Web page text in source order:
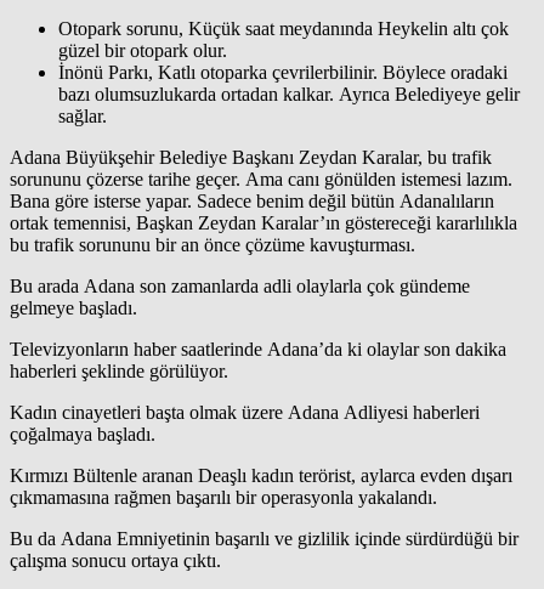
Otopark sorunu, Küçük saat meydanında Heykelin altı çok
güzel bir otopark olur.
İnönü Parkı, Katlı otoparka çevrilerbilinir. Böylece oradaki
bazı olumsuzlukarda ortadan kalkar. Ayrıca Belediyeye gelir
sağlar.
Adana Büyükşehir Belediye Başkanı Zeydan Karalar, bu trafik
sorununu çözerse tarihe geçer. Ama canı gönülden istemesi lazım.
Bana göre isterse yapar. Sadece benim değil bütün Adanalıların
ortak temennisi, Başkan Zeydan Karalar’ın göstereceği kararlılıkla
bu trafik sorununu bir an önce çözüme kavuşturması.
Bu arada Adana son zamanlarda adli olaylarla çok gündeme
gelmeye başladı.
Televizyonların haber saatlerinde Adana’da ki olaylar son dakika
haberleri şeklinde görülüyor.
Kadın cinayetleri başta olmak üzere Adana Adliyesi haberleri
çoğalmaya başladı.
Kırmızı Bültenle aranan Deaşlı kadın terörist, aylarca evden dışarı
çıkmamasına rağmen başarılı bir operasyonla yakalandı.
Bu da Adana Emniyetinin başarılı ve gizlilik içinde sürdürdüğü bir
çalışma sonucu ortaya çıktı.